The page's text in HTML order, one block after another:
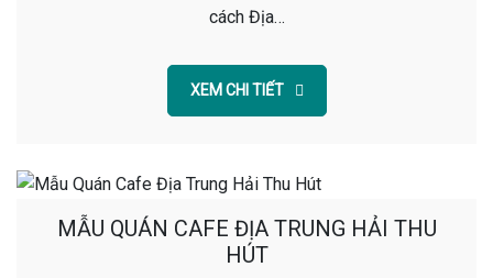
cách Địa…
XEM CHI TIẾT
MẪU QUÁN CAFE ĐỊA TRUNG HẢI THU
HÚT